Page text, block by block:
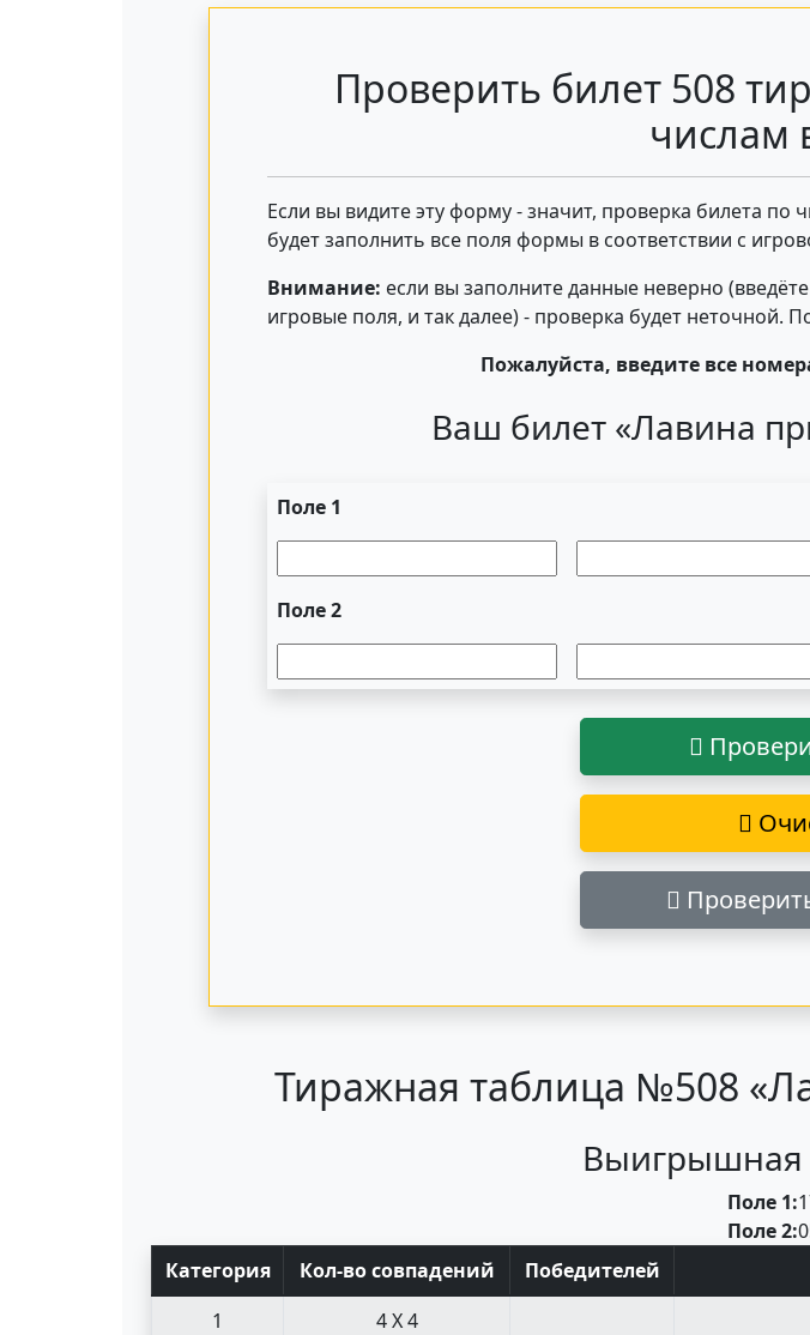
Проверить билет 508
числам
Если вы видите эту форму - значит, проверка билета
будет заполнить все поля формы в соответствии с
Внимание: если вы заполните данные неверно
игровые поля, и так далее) - проверка будет неточной.
Пожалуйста, введите все
Ваш билет «Лавина
Поле 1
Поле 2
Тиражная таблица №508
Выигрышная
Поле 1:
Поле 2:
Категория Кол-во совпадений Победителей
1
4 X 4